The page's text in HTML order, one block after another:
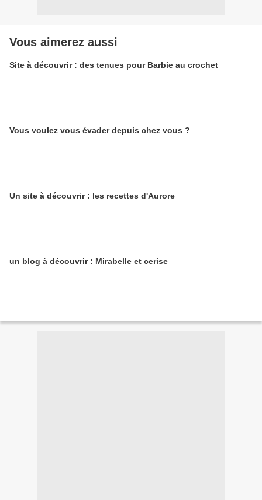
Vous aimerez aussi
Site à découvrir : des tenues pour Barbie au crochet
Vous voulez vous évader depuis chez vous ?
Un site à découvrir : les recettes d'Aurore
un blog à découvrir : Mirabelle et cerise